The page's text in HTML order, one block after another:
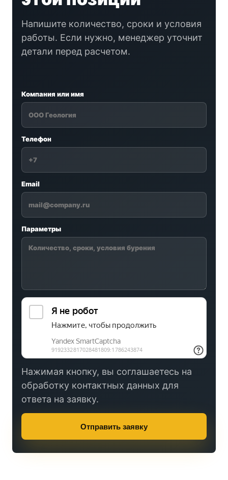
Напишите количество, сроки и условия
работы. Если нужно, менеджер уточнит
детали перед расчетом.
Компания или имя
Телефон
Email
Параметры
Нажимая кнопку, вы соглашаетесь на
обработку контактных данных для
ответа на заявку.
Отправить заявку